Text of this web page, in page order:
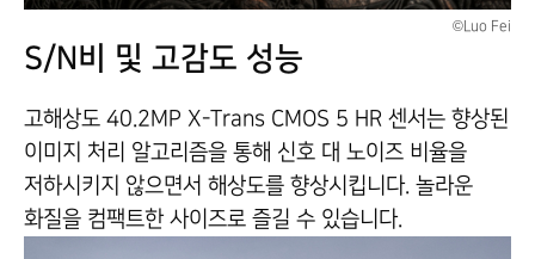
©Luo Fei
S/N비 및 고감도 성능
고해상도 40.2MP X-Trans CMOS 5 HR 센서는 향상된
이미지 처리 알고리즘을 통해 신호 대 노이즈 비율을
저하시키지 않으면서 해상도를 향상시킵니다. 놀라운
화질을 컴팩트한 사이즈로 즐길 수 있습니다.